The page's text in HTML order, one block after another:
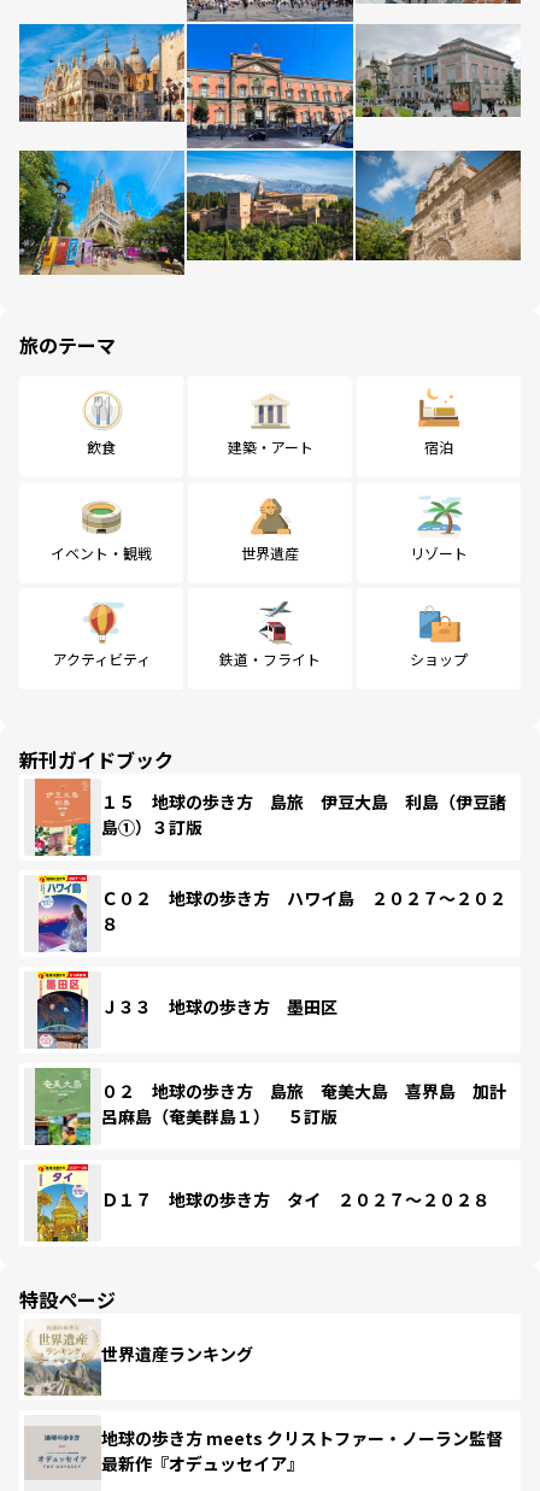
旅のテーマ
飲食 建築・アート 宿泊
イベント・観戦 世界遺産 リゾート
アクティビティ 鉄道・フライト ショップ
新刊ガイドブック
１５ 地球の歩き方 島旅 伊豆大島 利島（伊豆諸
島①）３訂版
Ｃ０２ 地球の歩き方 ハワイ島 ２０２７～２０２
８
Ｊ３３ 地球の歩き方 墨田区
０２ 地球の歩き方 島旅 奄美大島 喜界島 加計
呂麻島（奄美群島１） ５訂版
Ｄ１７ 地球の歩き方 タイ ２０２７～２０２８
特設ページ
世界遺産ランキング
地球の歩き方 meets クリストファー・ノーラン監督
最新作『オデュッセイア』